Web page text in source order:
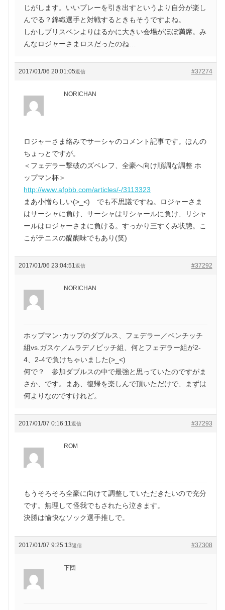
じがします。いいプレーを引き出すというより自分が楽し
んでる？錦織選手と対戦するときもそうですよね。
しかしブリスベンよりはるかに大きい会場がほぼ満席。み
んなロジャーさまロスだったのね…
2017/01/06 20:01:05 #37274
返信
NORICHAN
ロジャーさま絡みでサーシャのコメント記事です。ほんの
ちょっとですが。
＜フェデラー撃破のズベレフ、全豪へ向け順調な調整 ホ
ップマン杯＞
http://www.afpbb.com/articles/-/3113323
まあ小憎らしい(>_<) でも不思議ですね。ロジャーさま
はサーシャに負け、サーシャはリシャールに負け、リシャ
ールはロジャーさまに負ける。すっかり三すくみ状態。こ
こがテニスの醍醐味でもあり(笑)
2017/01/06 23:04:51 #37292
返信
NORICHAN
ホップマン･カップのダブルス、フェデラー／ベンチッチ
組vs.ガスケ／ムラデノビッチ組、何とフェデラー組が2-
4、2-4で負けちゃいました(>_<)
何で？ 参加ダブルスの中で最強と思っていたのですがま
さか、です。まあ、復帰を楽しんで頂いただけで、まずは
何よりなのですけれど。
2017/01/07 0:16:11 #37293
返信
ROM
もうそろそろ全豪に向けて調整していただきたいので充分
です。無理して怪我でもされたら泣きます。
決勝は愉快なソック選手推しで。
2017/01/07 9:25:13 #37308
返信
下団